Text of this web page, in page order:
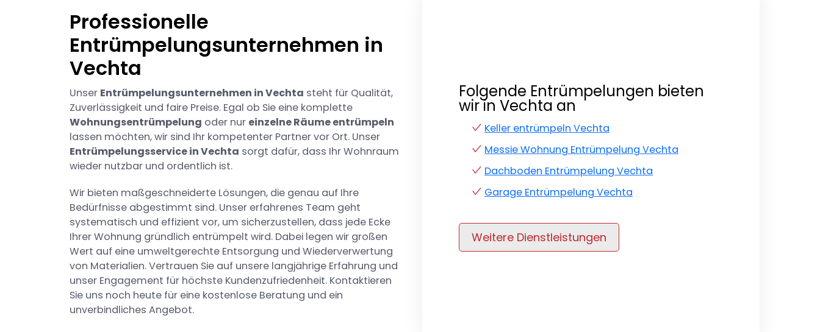
Professionelle
Entrümpelungsunternehmen in
Vechta
Unser Entrümpelungsunternehmen in Vechta steht für Qualität,
Zuverlässigkeit und faire Preise. Egal ob Sie eine komplette
Wohnungsentrümpelung oder nur einzelne Räume entrümpeln
lassen möchten, wir sind Ihr kompetenter Partner vor Ort. Unser
Entrümpelungsservice in Vechta sorgt dafür, dass Ihr Wohnraum
wieder nutzbar und ordentlich ist.
Wir bieten maßgeschneiderte Lösungen, die genau auf Ihre
Bedürfnisse abgestimmt sind. Unser erfahrenes Team geht
systematisch und effizient vor, um sicherzustellen, dass jede Ecke
Ihrer Wohnung gründlich entrümpelt wird. Dabei legen wir großen
Wert auf eine umweltgerechte Entsorgung und Wiederverwertung
von Materialien. Vertrauen Sie auf unsere langjährige Erfahrung und
unser Engagement für höchste Kundenzufriedenheit. Kontaktieren
Sie uns noch heute für eine kostenlose Beratung und ein
unverbindliches Angebot.
Folgende Entrümpelungen bieten
wir in Vechta an
Keller entrümpeln Vechta
Messie Wohnung Entrümpelung Vechta
Dachboden Entrümpelung Vechta
Garage Entrümpelung Vechta
Weitere Dienstleistungen